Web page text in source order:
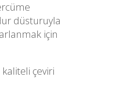
düsturuyla
için
çeviri